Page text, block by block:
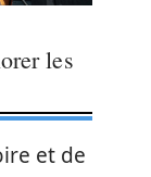
les
et de